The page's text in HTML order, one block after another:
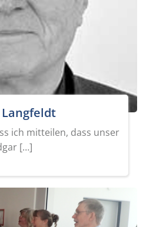
ich mitteilen, dass unser
[…]